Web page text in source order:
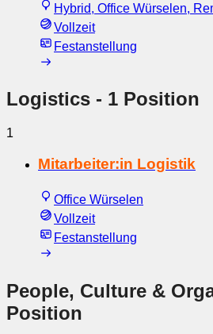
Hybrid, Office Würselen,
Vollzeit
Festanstellung
Logistics - 1 Position
1
Mitarbeiter:in Logistik
Office Würselen
Vollzeit
Festanstellung
People, Culture &
Position